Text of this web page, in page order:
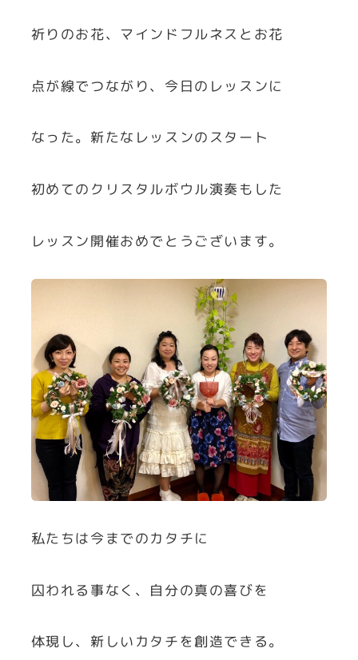
祈りのお花、マインドフルネスとお花
点が線でつながり、今日のレッスンに
なった。新たなレッスンのスタート
初めてのクリスタルボウル演奏もした
レッスン開催おめでとうございます。
私たちは今までのカタチに
囚われる事なく、自分の真の喜びを
体現し、新しいカタチを創造できる。